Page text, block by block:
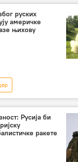
руских
америчке
њихову
Украјини
у Украјини – вести
систем "Патриот"
Русија би
ракете